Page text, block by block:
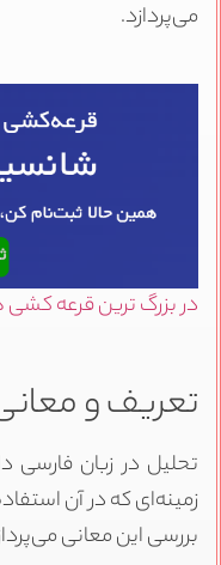
می‌پردازد.
در بزرگ ترین قرعه
تعریف و
تحلیل در زبان فارسی
زمینه‌ای که در آن
بررسی این معانی